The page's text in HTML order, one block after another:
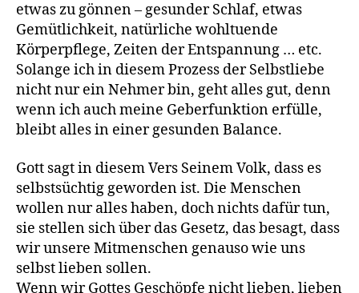
etwas zu gönnen – gesunder Schlaf, etwas
Gemütlichkeit, natürliche wohltuende
Körperpflege, Zeiten der Entspannung … etc.
Solange ich in diesem Prozess der Selbstliebe
nicht nur ein Nehmer bin, geht alles gut, denn
wenn ich auch meine Geberfunktion erfülle,
bleibt alles in einer gesunden Balance.
Gott sagt in diesem Vers Seinem Volk, dass es
selbstsüchtig geworden ist. Die Menschen
wollen nur alles haben, doch nichts dafür tun,
sie stellen sich über das Gesetz, das besagt, dass
wir unsere Mitmenschen genauso wie uns
selbst lieben sollen.
Wenn wir Gottes Geschöpfe nicht lieben, lieben